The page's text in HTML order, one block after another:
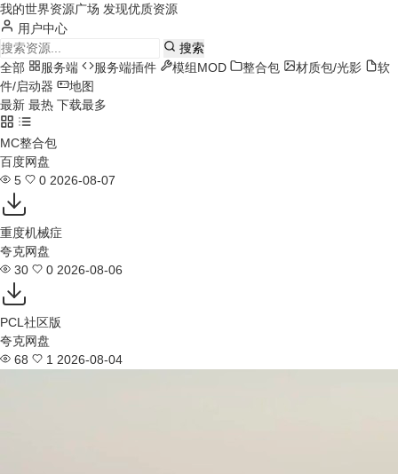
我的世界资源广场 发现优质资源
用户中心
搜索
全部
服务端 服务端插件 模组MOD 整合包 材质包/光影
软
件/启动器
地图
最新 最热 下载最多
MC整合包
百度网盘
5
0 2026-08-07
重度机械症
夸克网盘
30
0 2026-08-06
PCL社区版
夸克网盘
68
1 2026-08-04